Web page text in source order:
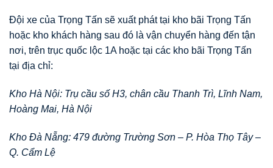
Đội xe của Trọng Tấn sẽ xuất phát tại kho bãi Trọng Tấn
hoặc kho khách hàng sau đó là vận chuyển hàng đến tận
nơi, trên trục quốc lộc 1A hoặc tại các kho bãi Trọng Tấn
tại địa chỉ:
Kho Hà Nội: Trụ cầu số H3, chân cầu Thanh Trì, Lĩnh Nam,
Hoàng Mai, Hà Nội
Kho Đà Nẵng: 479 đường Trường Sơn – P. Hòa Thọ Tây –
Q. Cẩm Lệ